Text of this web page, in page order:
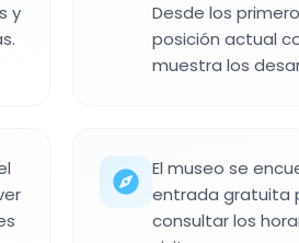
y
Desde los
posición actual
muestra los
El museo se
entrada gratuita
consultar los